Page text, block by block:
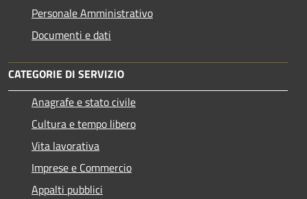
Personale Amministrativo
Documenti e dati
CATEGORIE DI SERVIZIO
Anagrafe e stato civile
Cultura e tempo libero
Vita lavorativa
Imprese e Commercio
Appalti pubblici